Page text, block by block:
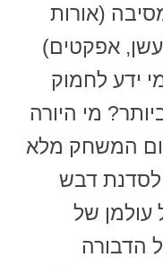
(אורות
אפקטים)
ידע לחמוק
מי היורה
המשחק מלא
לסדנת דבש
עולמן של
הדבורה